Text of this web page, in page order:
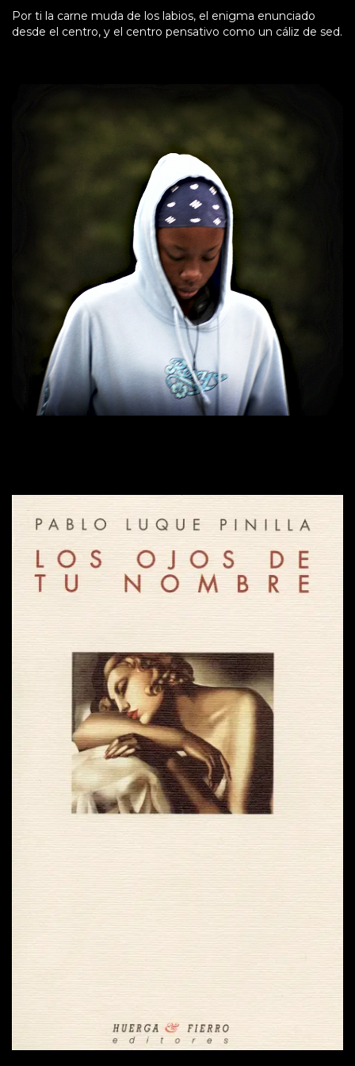
Por ti la carne muda de los labios, el enigma enunciado
desde el centro, y el centro pensa­tivo como un cáliz de sed.